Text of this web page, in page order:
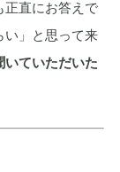
正直にお答えで
い」と思って来
いていただいた